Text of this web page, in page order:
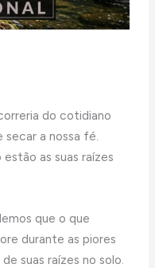
do cotidiano
a nossa fé.
as suas raízes
que o que
durante as piores
suas raízes no solo.